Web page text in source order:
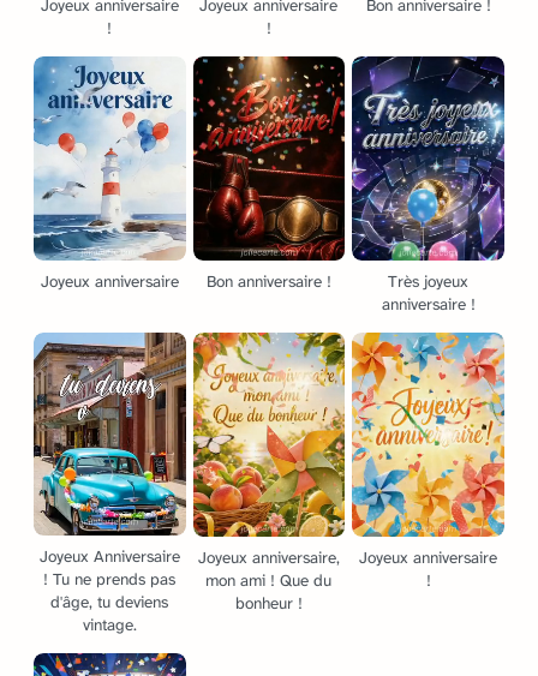
Joyeux anniversaire
!
Joyeux anniversaire
!
Bon anniversaire !
Joyeux anniversaire Bon anniversaire !
Très joyeux
anniversaire !
Joyeux Anniversaire
! Tu ne prends pas
d'âge, tu deviens
vintage.
Joyeux anniversaire,
mon ami ! Que du
bonheur !
Joyeux anniversaire
!